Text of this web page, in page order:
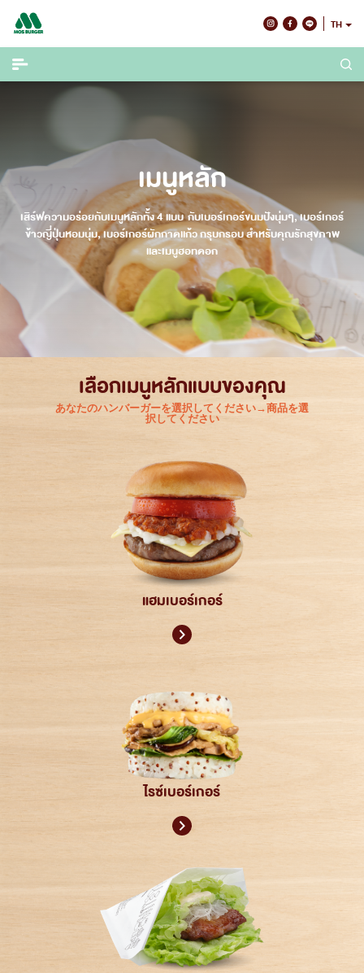
TH
เมนูหลัก
เสิร์ฟความอร่อยกับเมนูหลักทั้ง 4 แบบ กับเบอร์เกอร์ขนมปังนุ่มๆ, เบอร์เกอร์
ข้าวญี่ปุ่นหอมนุ่ม, เบอร์เกอร์ผักกาดแก้ว กรุบกรอบ สำหรับคุณรักสุขภาพ
และเมนูฮอทดอก
เลือกเมนูหลักแบบของคุณ
あなたのハンバーガーを選択してください→商品を選
択してください
แฮมเบอร์เกอร์
ไรซ์เบอร์เกอร์